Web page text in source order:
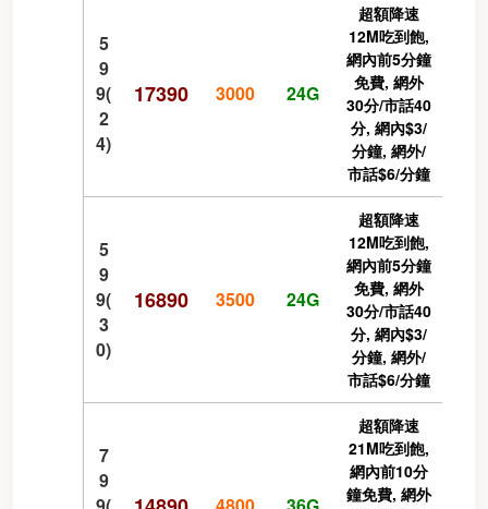
5
9
9(
2
4)
17390 3000 24G
超額降速
12M吃到飽,
網內前5分鐘
免費, 網外
30分/市話40
分, 網內$3/
分鐘, 網外/
市話$6/分鐘
5
9
9(
3
0)
16890 3500 24G
超額降速
12M吃到飽,
網內前5分鐘
免費, 網外
30分/市話40
分, 網內$3/
分鐘, 網外/
市話$6/分鐘
7
9
超額降速
21M吃到飽,
網內前10分
鐘免費, 網外